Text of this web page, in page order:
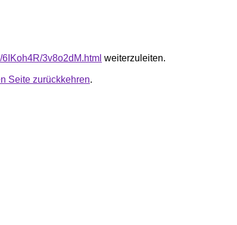
3v8o2dM.html weiterzuleiten.
Seite zurückkehren.